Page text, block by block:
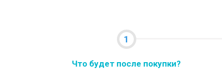
1
Что будет после покупки?